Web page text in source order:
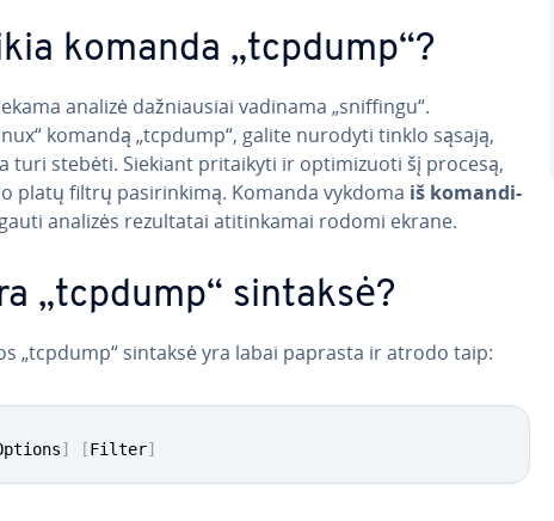
komanda „tcpdump“?
analizė daž­niau­siai vadinama „sniffingu“.
komandą „tcpdump“, galite nurodyti tinklo sąsają,
turi stebėti. Siekiant pri­tai­ky­ti ir op­ti­mi­zuo­ti šį procesą,
platų filtrų pa­si­rin­ki­mą. Komanda vykdoma iš ko­man­di­
analizės re­zul­ta­tai ati­tin­ka­mai rodomi ekrane.
„tcpdump“ sintaksė?
„tcpdump“ sintaksė yra labai paprasta ir atrodo taip:
] [Filter]